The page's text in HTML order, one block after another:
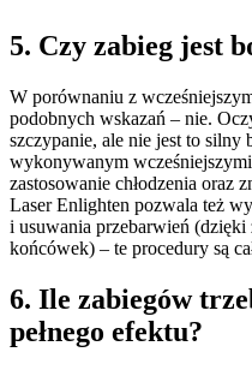
5. Czy zabieg jest
W porównaniu z
podobnych wskazań – nie.
szczypanie, ale nie jest to
wykonywanym
zastosowanie chłodzenia oraz
Laser Enlighten pozwala też
i usuwania przebarwień
końcówek) – te procedury są
6. Ile zabiegów
pełnego efektu?